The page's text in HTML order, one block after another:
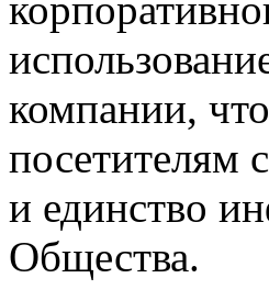
компании,
посетителям
и единство
Общества.